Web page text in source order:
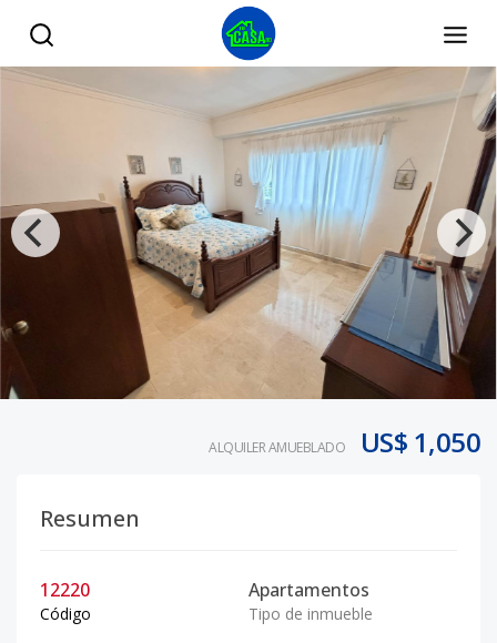
ALQUILER AMUEBLADO US$ 1,050
Resumen
12220
Código
Apartamentos
Tipo de inmueble
ALQUILER EN NACO AMUEBLADO DE 1 HAB - Tu Casa RD